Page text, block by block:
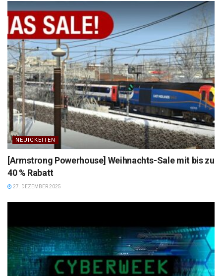
NEUIGKEITEN
[Armstrong Powerhouse] Weihnachts-Sale mit bis zu
40 % Rabatt
27. DEZEMBER 2025